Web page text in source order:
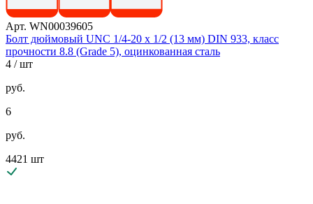
Арт. WN00039605
Болт дюймовый UNC 1/4-20 х 1/2 (13 мм) DIN 933, класс
прочности 8.8 (Grade 5), оцинкованная сталь
4 / шт
руб.
6
руб.
4421 шт